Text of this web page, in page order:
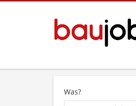
Was?